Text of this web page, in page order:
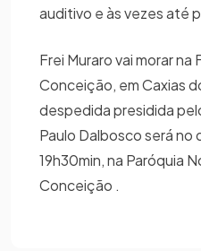
auditivo e às vezes até
Frei Muraro vai morar
Conceição, em Caxias
despedida presidida
Paulo Dalbosco será no
19h30min, na Paróquia
Conceição .